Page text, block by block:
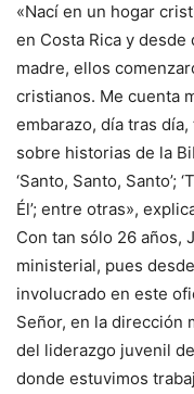
«Nací en un hogar
en Costa Rica y
madre, ellos
cristianos. Me cuenta
embarazo, día tras
sobre historias de la
‘Santo, Santo, Santo’;
Él’; entre otras»,
Con tan sólo 26 años,
ministerial, pues
involucrado en este
Señor, en la dirección
del liderazgo juvenil
donde estuvimos